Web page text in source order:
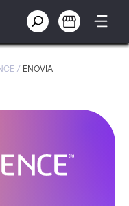
/ ENOVIA